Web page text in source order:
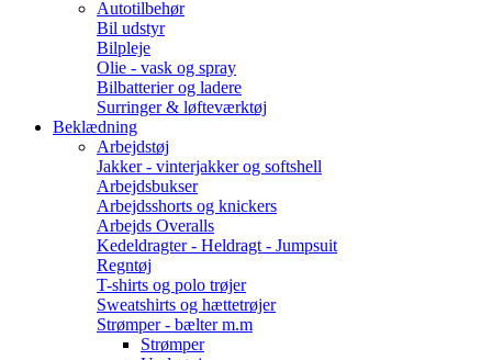
Autotilbehør
Bil udstyr
Bilpleje
Olie - vask og spray
Bilbatterier og ladere
Surringer & løfteværktøj
Beklædning
Arbejdstøj
Jakker - vinterjakker og softshell
Arbejdsbukser
Arbejdsshorts og knickers
Arbejds Overalls
Kedeldragter - Heldragt - Jumpsuit
Regntøj
T-shirts og polo trøjer
Sweatshirts og hættetrøjer
Strømper - bælter m.m
Strømper